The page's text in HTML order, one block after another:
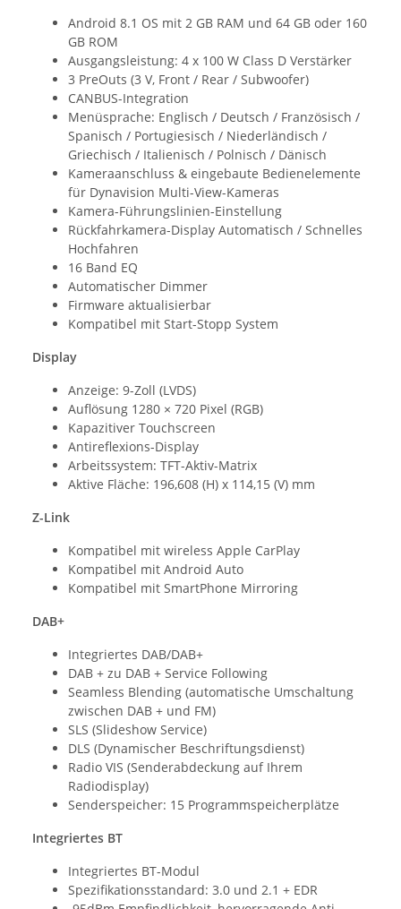
Android 8.1 OS mit 2 GB RAM und 64 GB oder 160
GB ROM
Ausgangsleistung: 4 x 100 W Class D Verstärker
3 PreOuts (3 V, Front / Rear / Subwoofer)
CANBUS-Integration
Menüsprache: Englisch / Deutsch / Französisch /
Spanisch / Portugiesisch / Niederländisch /
Griechisch / Italienisch / Polnisch / Dänisch
Kameraanschluss & eingebaute Bedienelemente
für Dynavision Multi-View-Kameras
Kamera-Führungslinien-Einstellung
Rückfahrkamera-Display Automatisch / Schnelles
Hochfahren
16 Band EQ
Automatischer Dimmer
Firmware aktualisierbar
Kompatibel mit Start-Stopp System
Display
Anzeige: 9-Zoll (LVDS)
Auflösung 1280 × 720 Pixel (RGB)
Kapazitiver Touchscreen
Antireflexions-Display
Arbeitssystem: TFT-Aktiv-Matrix
Aktive Fläche: 196,608 (H) x 114,15 (V) mm
Z-Link
Kompatibel mit wireless Apple CarPlay
Kompatibel mit Android Auto
Kompatibel mit SmartPhone Mirroring
DAB+
Integriertes DAB/DAB+
DAB + zu DAB + Service Following
Seamless Blending (automatische Umschaltung
zwischen DAB + und FM)
SLS (Slideshow Service)
DLS (Dynamischer Beschriftungsdienst)
Radio VIS (Senderabdeckung auf Ihrem
Radiodisplay)
Senderspeicher: 15 Programmspeicherplätze
Integriertes BT
Integriertes BT-Modul
Spezifikationsstandard: 3.0 und 2.1 + EDR